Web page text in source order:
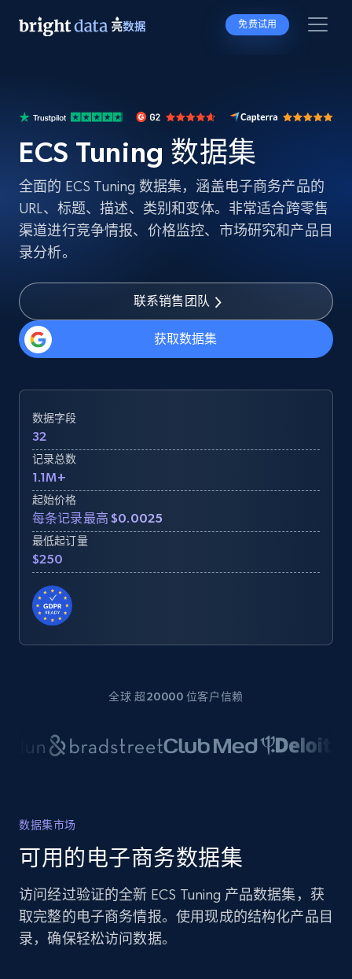
免费试用
ECS Tuning 数据集
全面的 ECS Tuning 数据集，涵盖电子商务产品的
URL、标题、描述、类别和变体。非常适合跨零售
渠道进行竞争情报、价格监控、市场研究和产品目
录分析。
联系销售团队
获取数据集
数据字段
32
记录总数
1.1M+
起始价格
每条记录最高 $0.0025
最低起订量
$250
全球 超20000 位客户信赖
数据集市场
可用的电子商务数据集
访问经过验证的全新 ECS Tuning 产品数据集，获
取完整的电子商务情报。使用现成的结构化产品目
录，确保轻松访问数据。